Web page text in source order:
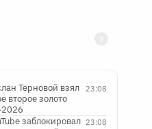
23:08
Терновой взял
второе золото
23:08
заблокировал